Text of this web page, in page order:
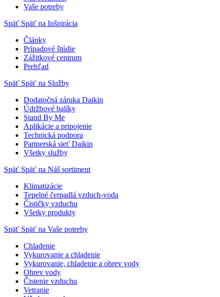
Vaše potreby
Späť Späť na Inšpirácia
Články
Prípadové štúdie
Zážitkové centrum
Prehľad
Späť Späť na Služby
Dodatočná záruka Daikin
Údržbové balíky
Stand By Me
Aplikácie a pripojenie
Technická podpora
Partnerská sieť Daikin
Všetky služby
Späť Späť na Náš sortiment
Klimatizácie
Tepelné čerpadlá vzduch-voda
Čističky vzduchu
Všetky produkty
Späť Späť na Vaše potreby
Chladenie
Vykurovanie a chladenie
Vykurovanie, chladenie a ohrev vody
Ohrev vody
Čistenie vzduchu
Vetranie